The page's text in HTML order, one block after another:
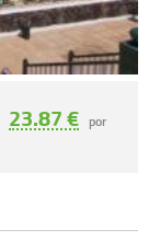
23.87 € por